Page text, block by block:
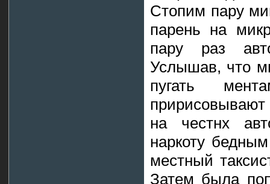
Стопим пару
парень на
пару раз
Услышав, что
пугать
на честнх
наркоту
местный
Затем была